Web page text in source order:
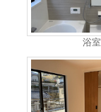
浴室